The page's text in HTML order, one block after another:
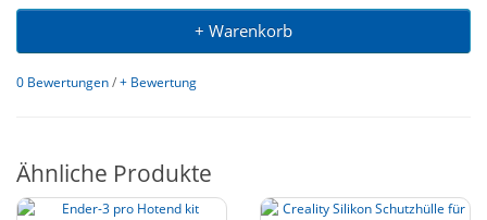
+ Warenkorb
0 Bewertungen/+ Bewertung
Ähnliche Produkte